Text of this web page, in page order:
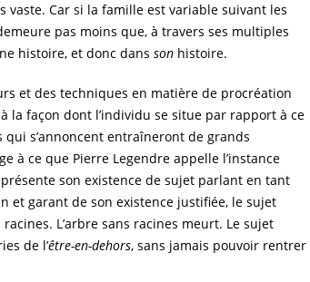
Car si la famille est variable suivant les
pas moins que, à travers ses multiples
histoire, et donc dans son histoire.
et des techniques en matière de procréation
façon dont l’individu se situe par rapport à ce
s’annoncent entraîneront de grands
à ce que Pierre Legendre appelle l’instance
son existence de sujet parlant en tant
et garant de son existence justifiée, le sujet
L’arbre sans racines meurt. Le sujet
de l’être-en-dehors, sans jamais pouvoir rentrer